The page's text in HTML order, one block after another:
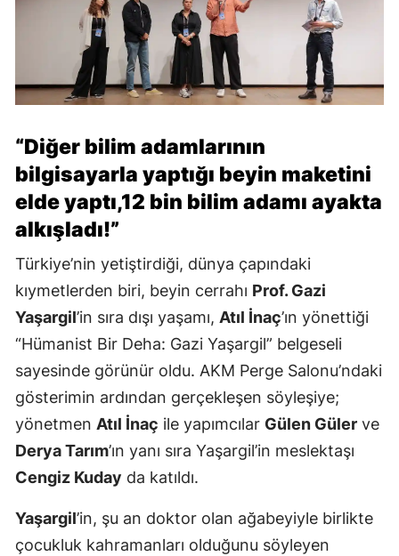
“Diğer bilim adamlarının
bilgisayarla yaptığı beyin maketini
elde yaptı,12 bin bilim adamı ayakta
alkışladı!”
Türkiye’nin yetiştirdiği, dünya çapındaki
kıymetlerden biri, beyin cerrahı Prof. Gazi
Yaşargil’in sıra dışı yaşamı, Atıl İnaç’ın yönettiği
“Hümanist Bir Deha: Gazi Yaşargil” belgeseli
sayesinde görünür oldu. AKM Perge Salonu’ndaki
gösterimin ardından gerçekleşen söyleşiye;
yönetmen Atıl İnaç ile yapımcılar Gülen Güler ve
Derya Tarım’ın yanı sıra Yaşargil’in meslektaşı
Cengiz Kuday da katıldı.
Yaşargil’in, şu an doktor olan ağabeyiyle birlikte
çocukluk kahramanları olduğunu söyleyen